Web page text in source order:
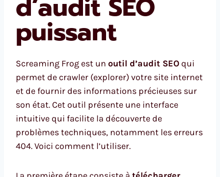
puissant
Screaming Frog est un outil d’audit SEO qui
permet de crawler (explorer) votre site internet
et de fournir des informations précieuses sur
son état. Cet outil présente une interface
intuitive qui facilite la découverte de
problèmes techniques, notamment les erreurs
404. Voici comment l’utiliser.